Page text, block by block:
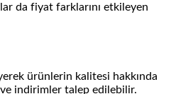
da fiyat farklarını etkileyen
ürünlerin kalitesi hakkında
indirimler talep edilebilir.